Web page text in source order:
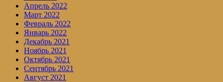
Апрель 2022
Март 2022
Февраль 2022
Январь 2022
Декабрь 2021
Ноябрь 2021
Октябрь 2021
Сентябрь 2021
Август 2021